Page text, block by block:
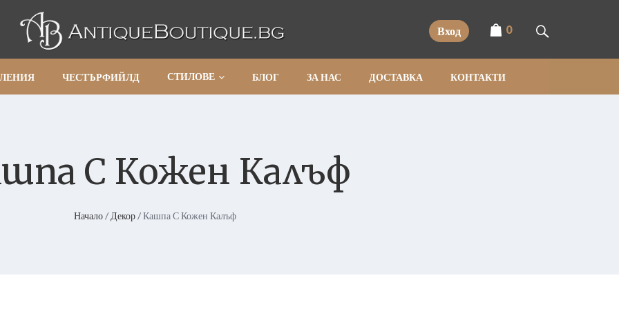
Вход 0
ЧЕСТЪРФИЙЛД СТИЛОВЕ БЛОГ ЗА НАС ДОСТАВКА КОНТАКТИ
С Кожен Калъф
Начало/ Декор/ Кашпа С Кожен Калъф